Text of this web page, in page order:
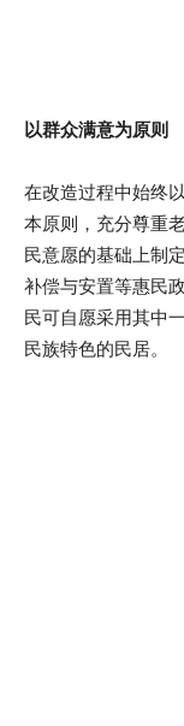
以群众满意为原则
在改造过程中始终
本原则，充分尊重
民意愿的基础上制
补偿与安置等惠民
民可自愿采用其中
民族特色的民居。